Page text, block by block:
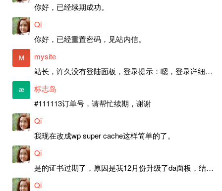
你好，已经续期成功。
Qi
你好，已经重置密码，见站内信。
mysite
站长，许久没有登陆面板，登录提示：嗯，登录详细信息似乎不正确。请重试。 网站还可以正常使用。如果是密码问题请帮忙重置一下密码。谢谢。订单号：97790，账号：aa20210950。 站长，提交了工单，你回复续期成功，不过我的问题是面部登陆信息有问题，一直是初始密码，现在无法登陆，有时间麻烦排查一下。
标志岛
#111113订单号，请帮忙续期，谢谢
Qi
我现在改成wp super cache这样简单的了。
Qi
是的证书过期了，原因是我12月份升级了da面板，结果后台证书就不更新了，目前还在排查问题。切换PHP版本现在没有了，因为DA新版不支持。
Qi